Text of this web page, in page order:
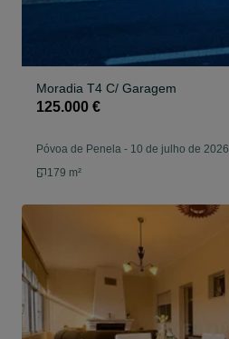
Moradia T4 C/ Garagem
125.000 €
Póvoa de Penela - 10 de julho de 2026
179 m²